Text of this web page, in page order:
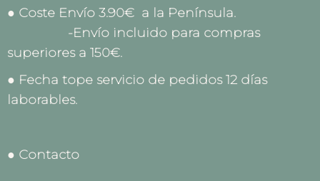
● Coste Envío 3.90€ a la Península.
-Envío incluido para compras
superiores a 150€.
● Fecha tope servicio de pedidos 12 días
laborables.
● Contacto